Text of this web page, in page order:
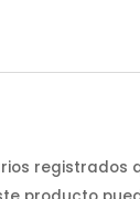
registrados